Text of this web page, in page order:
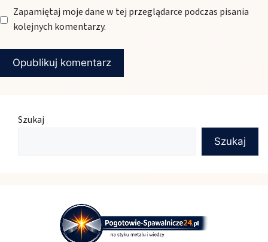
Zapamiętaj moje dane w tej przeglądarce podczas pisania
kolejnych komentarzy.
Szukaj
Szukaj